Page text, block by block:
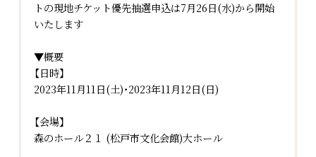
トの現地チケット優先抽選申込は7月26日(水)から開始
いたします
▼概要
【日時】
2023年11月11日(土)・2023年11月12日(日)
【会場】
森のホール２１ (松戸市文化会館)大ホール